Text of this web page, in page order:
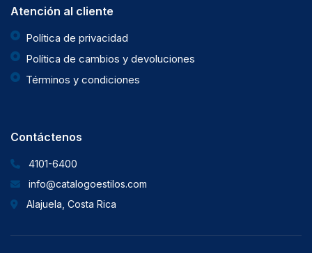
Atención al cliente
Política de privacidad
Política de cambios y devoluciones
Términos y condiciones
Contáctenos
4101-6400
info@catalogoestilos.com
Alajuela, Costa Rica